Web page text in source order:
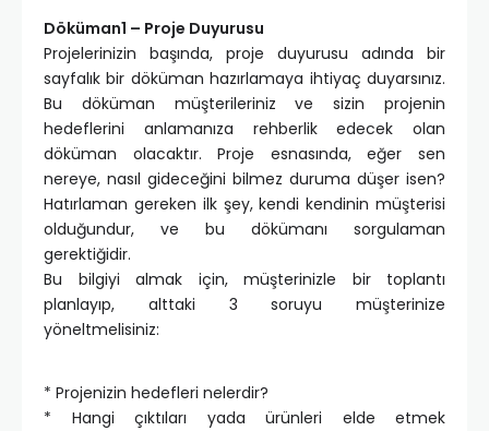
Döküman1 – Proje Duyurusu
Projelerinizin başında, proje duyurusu adında bir
sayfalık bir döküman hazırlamaya ihtiyaç duyarsınız.
Bu döküman müşterileriniz ve sizin projenin
hedeflerini anlamanıza rehberlik edecek olan
döküman olacaktır. Proje esnasında, eğer sen
nereye, nasıl gideceğini bilmez duruma düşer isen?
Hatırlaman gereken ilk şey, kendi kendinin müşterisi
olduğundur, ve bu dökümanı sorgulaman
gerektiğidir.
Bu bilgiyi almak için, müşterinizle bir toplantı
planlayıp, alttaki 3 soruyu müşterinize
yöneltmelisiniz:
* Projenizin hedefleri nelerdir?
* Hangi çıktıları yada ürünleri elde etmek